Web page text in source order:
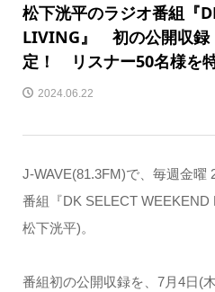
松下洸平のラジオ番組『
LIVING』 初の公開収録
定！ リスナー50名様を
2024.06.22
J-WAVE(81.3FM)で、毎週金曜
番組『DK SELECT WEEKEND
松下洸平)。
番組初の公開収録を、7月4日(